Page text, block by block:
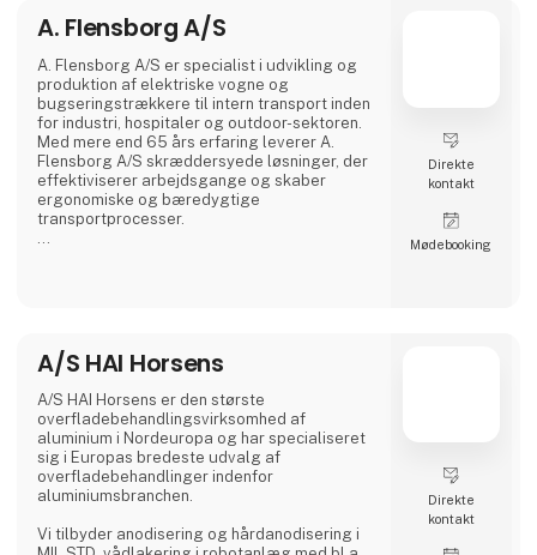
vores kunders behov. Uanset om du er en
kreativ professionel, en industriel producent
eller en entusiastisk hobbyist, har vores
omfattende produktudvalg noget
ekstraordinært at tilbyde.
Vi samarbejder med anerken
A. Flensborg A/S
A. Flensborg A/S er specialist i udvikling og
produktion af elektriske vogne og
bugseringstrækkere til intern transport inden
for industri, hospitaler og outdoor-sektoren.
Med mere end 65 års erfaring leverer A.
Flensborg A/S skræddersyede løsninger, der
effektiviserer arbejdsgange og skaber
ergonomiske og bæredygtige
transportprocesser.
hospitalslogistik eller transport i grønne
områder.
A. Flensborg A/S kombinerer solid
håndværkstradition
Direkte
kontakt
Møde­booking
A/S HAI Horsens
A/S HAI Horsens er den største
overfladebehandlingsvirksomhed af
aluminium i Nordeuropa og har specialiseret
sig i Europas bredeste udvalg af
overfladebehandlinger indenfor
aluminiumsbranchen.
Vi tilbyder anodisering og hårdanodisering i
Direkte
kontakt